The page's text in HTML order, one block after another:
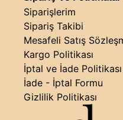
Siparişlerim
Sipariş Takibi
Mesafeli Satış
Kargo Politikası
İptal ve İade Politikası
İade - İptal Formu
Gizlilik Politikası